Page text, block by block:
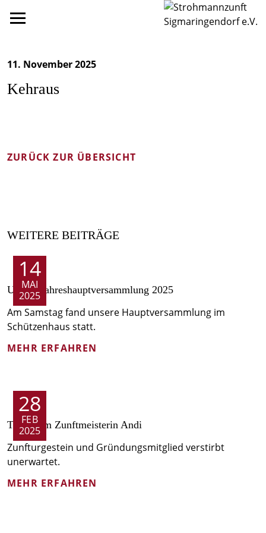
11. November 2025
Kehraus
ZURÜCK ZUR ÜBERSICHT
WEITERE BEITRÄGE
14
MAI
2025
Unsere Jahreshaupt­versammlung 2025
Am Samstag fand unsere Hauptversammlung im
Schützenhaus statt.
MEHR ERFAHREN
28
FEB
2025
Trauer um Zunftmeisterin Andi
Zunfturgestein und Gründungsmitglied verstirbt
unerwartet.
MEHR ERFAHREN